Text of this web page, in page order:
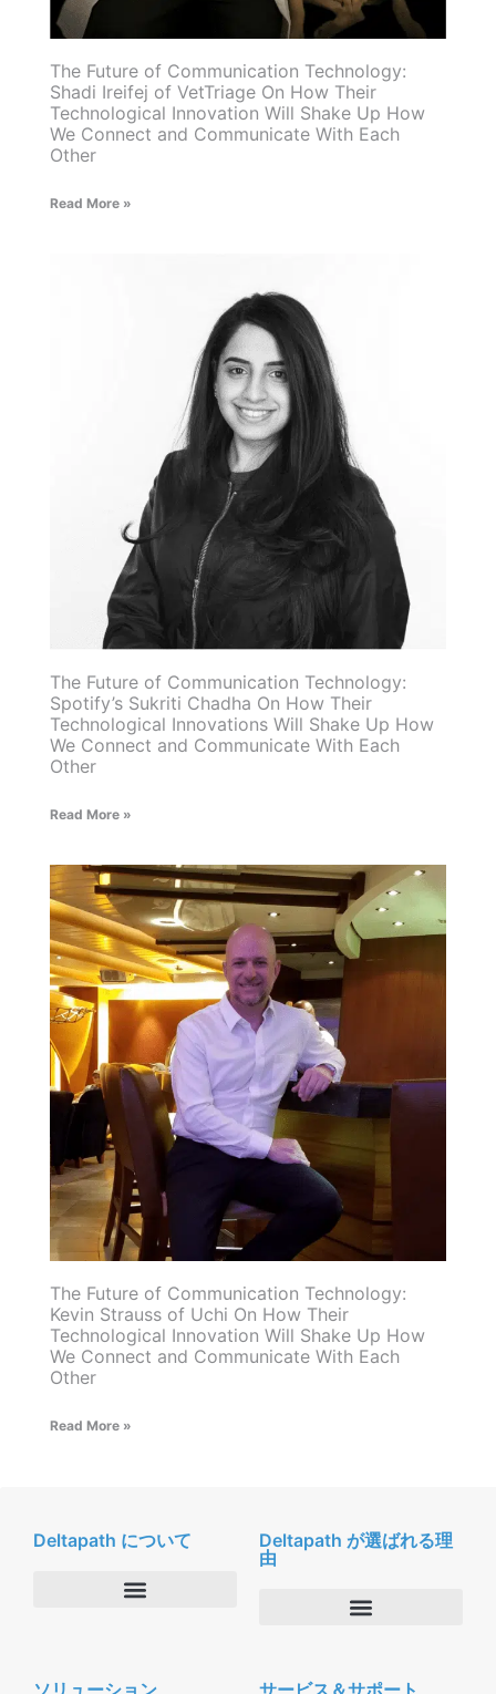
The Future of Communication Technology:
Shadi Ireifej of VetTriage On How Their
Technological Innovation Will Shake Up How
We Connect and Communicate With Each
Other
Read More »
The Future of Communication Technology:
Spotify’s Sukriti Chadha On How Their
Technological Innovations Will Shake Up How
We Connect and Communicate With Each
Other
Read More »
The Future of Communication Technology:
Kevin Strauss of Uchi On How Their
Technological Innovation Will Shake Up How
We Connect and Communicate With Each
Other
Read More »
Deltapath について
Deltapath が選ばれる理
由